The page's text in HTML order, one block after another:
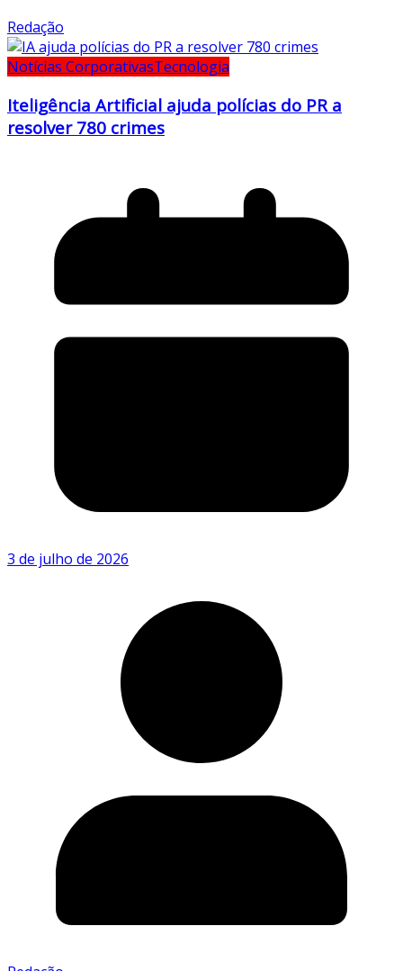
Redação
Notícias CorporativasTecnologia
Iteligência Artificial ajuda polícias do PR a
resolver 780 crimes
3 de julho de 2026